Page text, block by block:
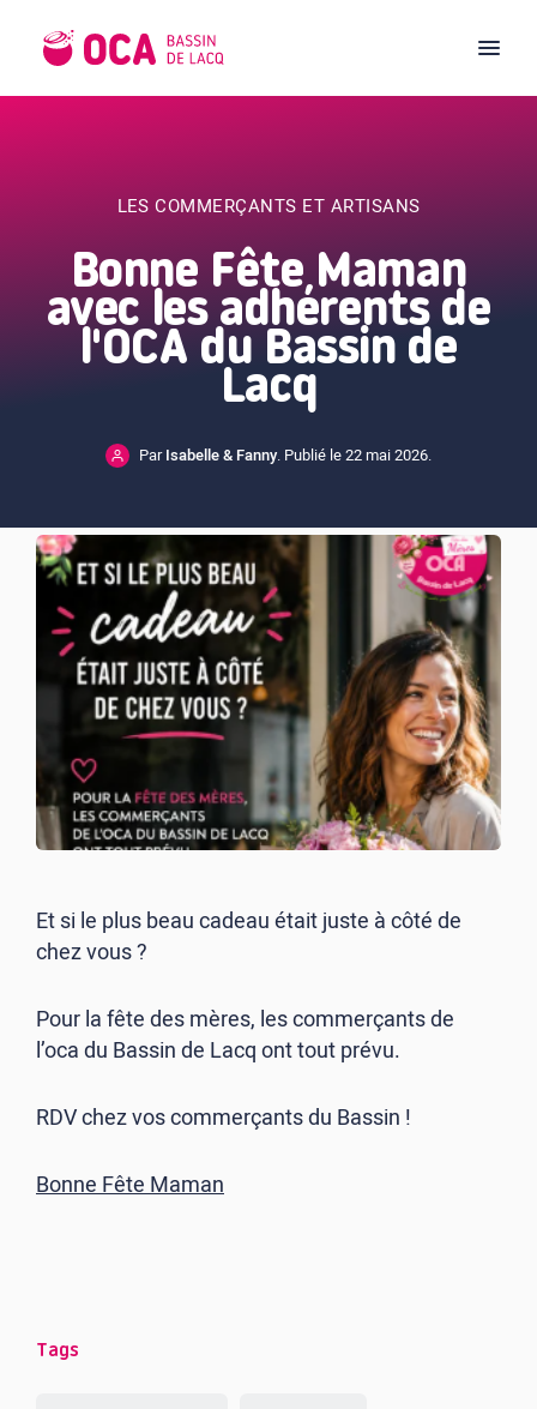
LES COMMERÇANTS ET ARTISANS
Bonne Fête Maman
avec les adhérents de
l'OCA du Bassin de
Lacq
Par Isabelle & Fanny. Publié le 22 mai 2026.
Et si le plus beau cadeau était juste à côté de
chez vous ?
Pour la fête des mères, les commerçants de
l’oca du Bassin de Lacq ont tout prévu.
RDV chez vos commerçants du Bassin !
Bonne Fête Maman
Tags